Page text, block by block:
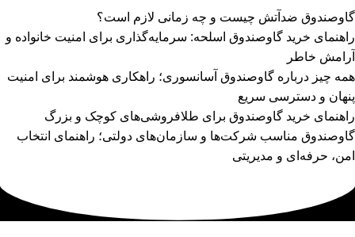
گاوصندوق ضدآتش چیست و چه زمانی لازم است؟
راهنمای خرید گاوصندوق اسلحه: سرمایه‌گذاری برای امنیت خانواده و
آرامش خاطر
همه چیز درباره گاوصندوق آسانسوری؛ راهکاری هوشمند برای امنیت
پنهان و دسترسی سریع
راهنمای خرید گاوصندوق برای طلافروشی‌های کوچک و بزرگ
گاوصندوق مناسب شرکت‌ها و سازمان‌های دولتی؛ راهنمای انتخاب
امن، حرفه‌ای و مدیریتی